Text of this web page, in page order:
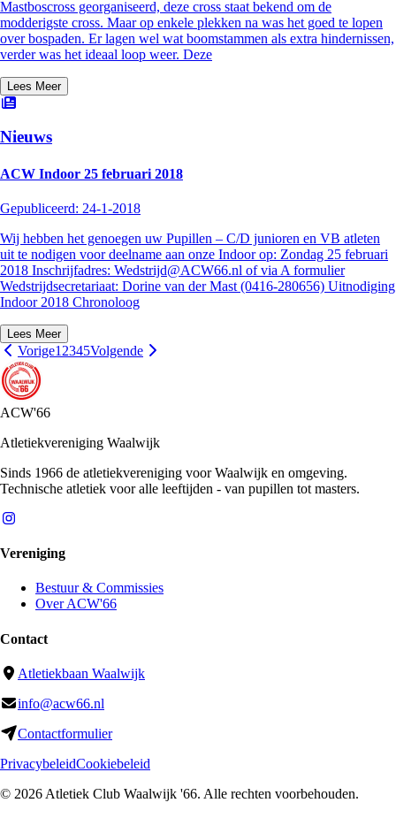
Mastboscross georganiseerd, deze cross staat bekend om de
modderigste cross. Maar op enkele plekken na was het goed te lopen
over bospaden. Er lagen wel wat boomstammen als extra hindernissen,
verder was het ideaal loop weer. Deze
Lees Meer
Nieuws
ACW Indoor 25 februari 2018
Gepubliceerd: 24-1-2018
Wij hebben het genoegen uw Pupillen – C/D junioren en VB atleten
uit te nodigen voor deelname aan onze Indoor op: Zondag 25 februari
2018 Inschrijfadres: Wedstrijd@ACW66.nl of via A formulier
Wedstrijdsecretariaat: Dorine van der Mast (0416-280656) Uitnodiging
Indoor 2018 Chronoloog
Lees Meer
Vorige1 2345Volgende
ACW'66
Atletiekvereniging Waalwijk
Sinds 1966 de atletiekvereniging voor Waalwijk en omgeving.
Technische atletiek voor alle leeftijden - van pupillen tot masters.
Vereniging
Bestuur & Commissies
Over ACW'66
Contact
Atletiekbaan Waalwijk
info@acw66.nl
Contactformulier
PrivacybeleidCookiebeleid
© 2026 Atletiek Club Waalwijk '66. Alle rechten voorbehouden.